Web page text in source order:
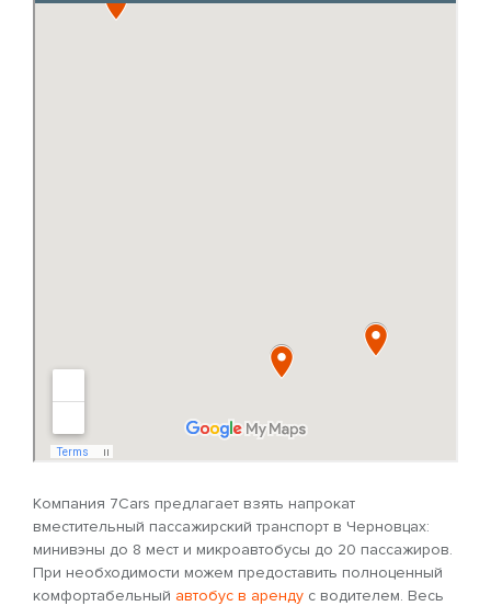
Компания 7Cars предлагает взять напрокат
вместительный пассажирский транспорт в Черновцах:
минивэны до 8 мест и микроавтобусы до 20 пассажиров.
При необходимости можем предоставить полноценный
комфортабельный автобус в аренду с водителем. Весь